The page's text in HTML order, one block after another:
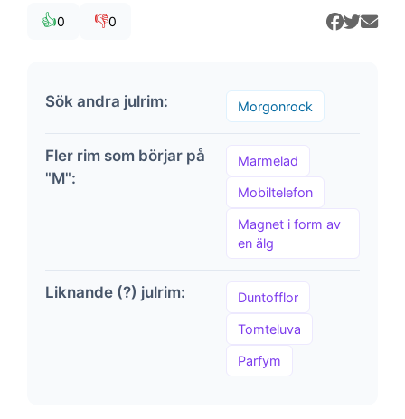
👍0 👎0
Sök andra julrim: Morgonrock
Fler rim som börjar på
"M":
Marmelad
Mobiltelefon
Magnet i form av
en älg
Liknande (?) julrim: Duntofflor
Tomteluva
Parfym